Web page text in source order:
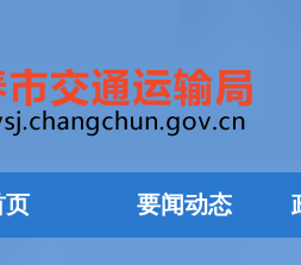
页 要闻动态